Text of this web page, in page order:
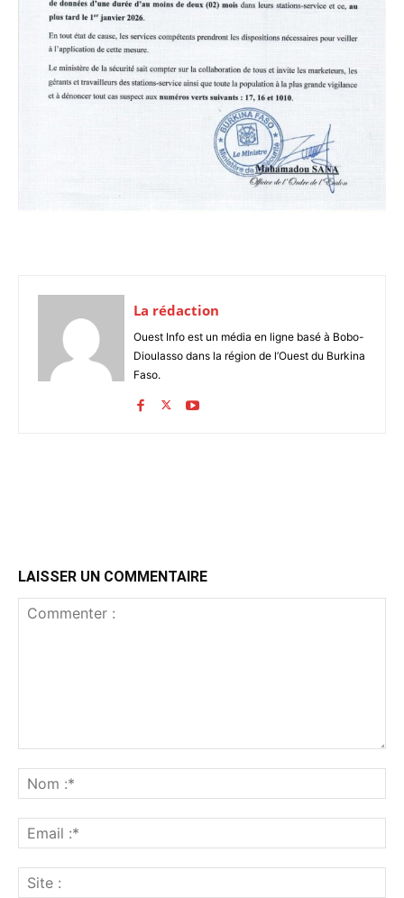
La rédaction
Ouest Info est un média en ligne basé à Bobo-
Dioulasso dans la région de l’Ouest du Burkina
Faso.
LAISSER UN COMMENTAIRE
:*
:*